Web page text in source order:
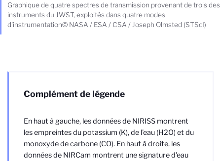
Graphique de quatre spectres de transmission provenant de trois des
instruments du JWST, exploités dans quatre modes
d'instrumentation© NASA / ESA / CSA / Joseph Olmsted (STScI)
Complément de légende
En haut à gauche, les données de NIRISS montrent
les empreintes du potassium (K), de l'eau (H2O) et du
monoxyde de carbone (CO). En haut à droite, les
données de NIRCam montrent une signature d'eau